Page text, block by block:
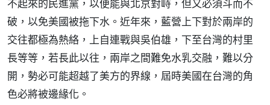
不起來的民進黨，以便能與北京對峙，但又必須斗而不
破，以免美國被拖下水。近年來，藍營上下對於兩岸的
交往都極為熱絡，上自連戰與吳伯雄，下至台灣的村里
長等等，若長此以往，兩岸之間難免水乳交融，難以分
開，勢必可能超越了美方的界線，屆時美國在台灣的角
色必將被邊緣化。